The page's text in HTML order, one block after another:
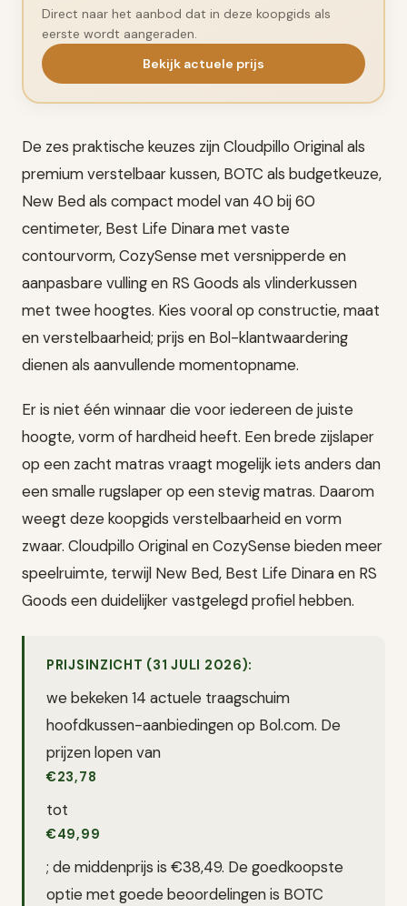
Direct naar het aanbod dat in deze koopgids als
eerste wordt aangeraden.
Bekijk actuele prijs
De zes praktische keuzes zijn Cloudpillo Original als
premium verstelbaar kussen, BOTC als budgetkeuze,
New Bed als compact model van 40 bij 60
centimeter, Best Life Dinara met vaste
contourvorm, CozySense met versnipperde en
aanpasbare vulling en RS Goods als vlinderkussen
met twee hoogtes. Kies vooral op constructie, maat
en verstelbaarheid; prijs en Bol-klantwaardering
dienen als aanvullende momentopname.
Er is niet één winnaar die voor iedereen de juiste
hoogte, vorm of hardheid heeft. Een brede zijslaper
op een zacht matras vraagt mogelijk iets anders dan
een smalle rugslaper op een stevig matras. Daarom
weegt deze koopgids verstelbaarheid en vorm
zwaar. Cloudpillo Original en CozySense bieden meer
speelruimte, terwijl New Bed, Best Life Dinara en RS
Goods een duidelijker vastgelegd profiel hebben.
PRIJSINZICHT (31 JULI 2026):
we bekeken 14 actuele traagschuim
hoofdkussen-aanbiedingen op Bol.com. De
prijzen lopen van
€23,78
tot
€49,99
; de middenprijs is €38,49. De goedkoopste
optie met goede beoordelingen is BOTC